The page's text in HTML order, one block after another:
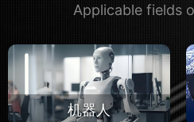
Applicable fields
机器人